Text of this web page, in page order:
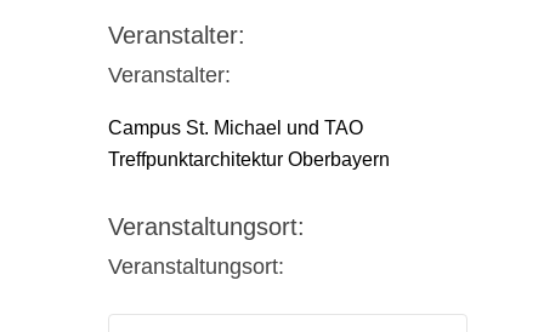
Veranstalter:
Veranstalter:
Campus St. Michael und TAO
Treffpunktarchitektur Oberbayern
Veranstaltungsort:
Veranstaltungsort: